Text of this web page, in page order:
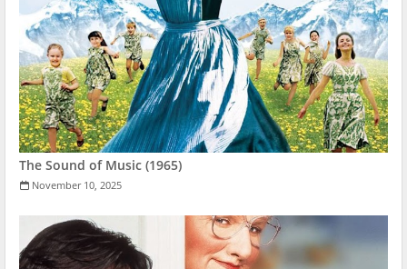
The Sound of Music (1965)
November 10, 2025